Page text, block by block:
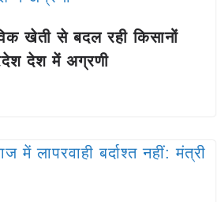
खेती से बदल रही किसानों
देश में अग्रणी